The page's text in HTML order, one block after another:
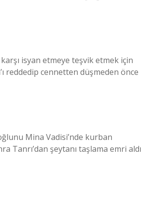
isyan etmeye teşvik etmek için
reddedip cennetten düşmeden önce
Mina Vadisi’nde kurban
şeytanı taşlama emri